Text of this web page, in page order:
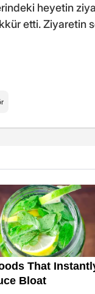
heyetin
etti. Ziyaretin